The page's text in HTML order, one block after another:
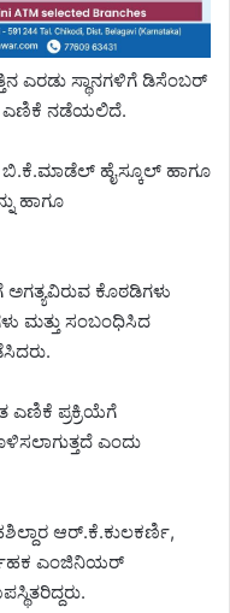
ಎರಡು ಸ್ಥಾನಗಳಿಗೆ ಡಿಸೆಂಬರ್
ಎಣಿಕೆ ನಡೆಯಲಿದೆ.
ಹೈಸ್ಕೂಲ್ ಹಾಗೂ
ಹಾಗೂ
ಅಗತ್ಯವಿರುವ ಕೊಠಡಿಗಳು
ಮತ್ತು ಸಂಬಂಧಿಸಿದ
ಎಣಿಕೆ ಪ್ರಕ್ರಿಯೆಗೆ
ಎಂದು
ಆರ್.ಕೆ.ಕುಲಕರ್ಣಿ,
ಎಂಜಿನಿಯರ್